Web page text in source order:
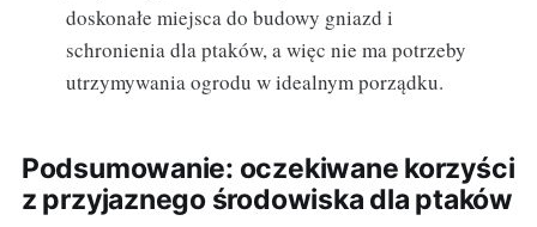
doskonałe miejsca do budowy gniazd i
schronienia dla ptaków, a więc nie ma potrzeby
utrzymywania ogrodu w idealnym porządku.
Podsumowanie: oczekiwane korzyści
z przyjaznego środowiska dla ptaków